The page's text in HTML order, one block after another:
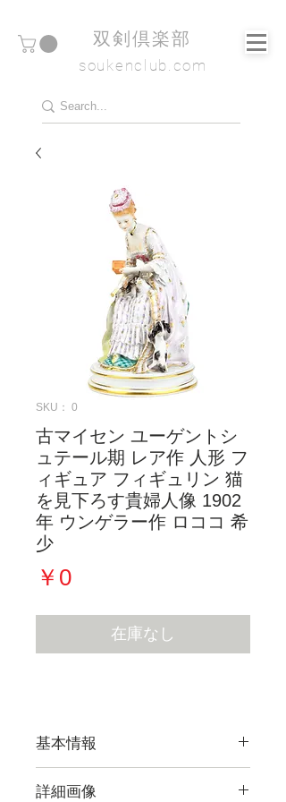
​双剣倶楽部
soukenclub.com
SKU： 0
古マイセン ユーゲントシ
ュテール期 レア作 人形 フ
ィギュア フィギュリン 猫
を見下ろす貴婦人像 1902
年 ウンゲラー作 ロココ 希
少
￥0価
格
在庫なし
基本情報
詳細画像